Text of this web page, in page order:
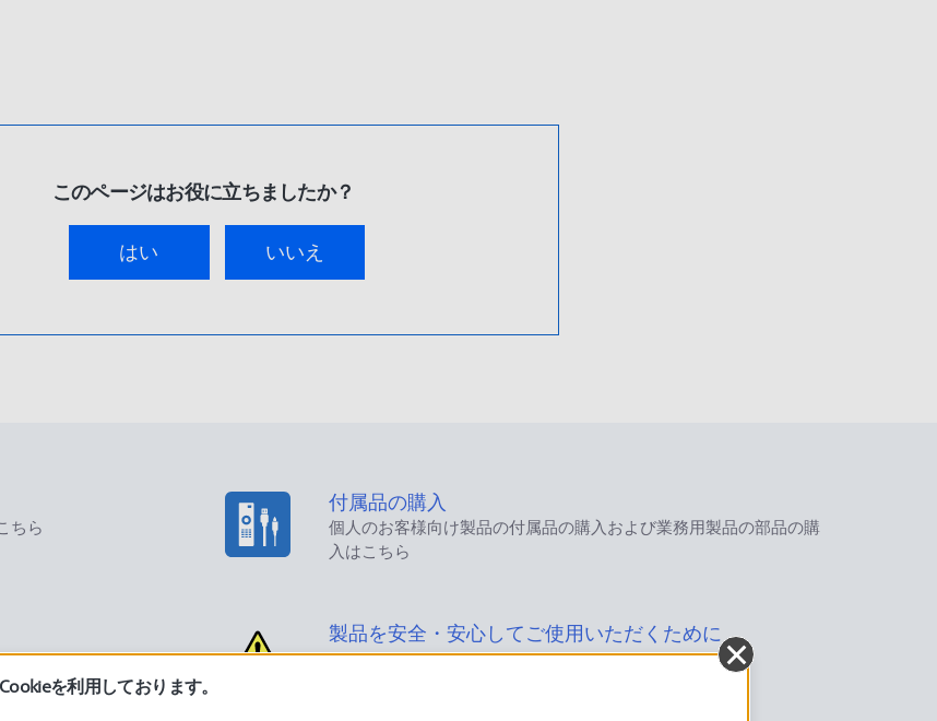
このページはお役に立ちましたか？
はい いいえ
ちら
付属品の購入
個人のお客様向け製品の付属品の購入および業務用製品の部品の購
入はこちら
製品を安全・安心してご使用いただくために
を利用しております。